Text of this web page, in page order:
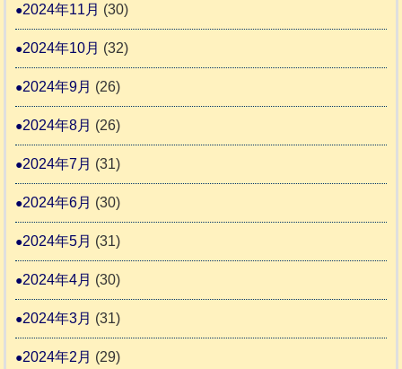
2024年11月 (30)
2024年10月 (32)
2024年9月 (26)
2024年8月 (26)
2024年7月 (31)
2024年6月 (30)
2024年5月 (31)
2024年4月 (30)
2024年3月 (31)
2024年2月 (29)